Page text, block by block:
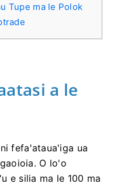
Tupe ma le Polok
a le
fefa'ataua'iga ua
O lo'o
e silia ma le 100 ma